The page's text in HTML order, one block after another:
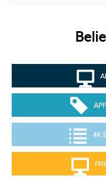
4K